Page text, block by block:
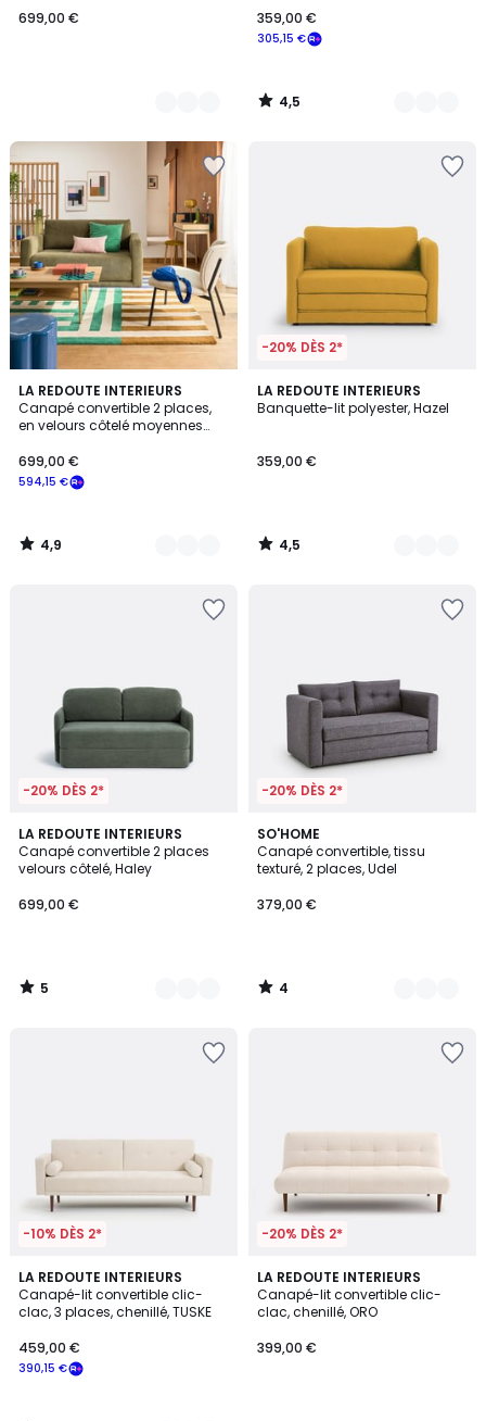
699,00 €
305,15 €
359,00 €
4,5
/
LA REDOUTE INTERIEURS
Canapé convertible 2 places,
en velours côtelé moyennes
594,15 €
699,00 €
4,9
/ 5
5
Couleurs
4,9
/
-20% DÈS 2*
LA REDOUTE INTERIEURS
Banquette-lit polyester, Hazel
359,00 €
4,5
/ 5
2
Couleurs
4,5
/
-20% DÈS 2*
LA REDOUTE INTERIEURS
Canapé convertible 2 places
velours côtelé, Haley
699,00 €
5
/
5
2
Couleurs
5
/
-20% DÈS 2*
SO'HOME
Canapé convertible, tissu
texturé, 2 places, Udel
379,00 €
4
/
5
3
Couleurs
4
/
-10% DÈS 2*
LA REDOUTE INTERIEURS
Canapé-lit convertible clic-
clac, 3 places, chenillé, TUSKE
390,15 €
459,00 €
3,9
/ 5
4
Couleurs
-20% DÈS 2*
LA REDOUTE INTERIEURS
Canapé-lit convertible clic-
clac, chenillé, ORO
399,00 €